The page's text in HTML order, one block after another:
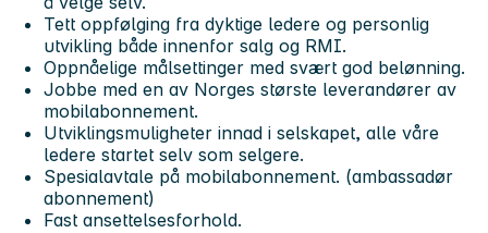
Tett oppfølging fra dyktige ledere og personlig
utvikling både innenfor salg og RMI.
Oppnåelige målsettinger med svært god belønning.
Jobbe med en av Norges største leverandører av
mobilabonnement.
Utviklingsmuligheter innad i selskapet, alle våre
ledere startet selv som selgere.
Spesialavtale på mobilabonnement. (ambassadør
abonnement)
Fast ansettelsesforhold.